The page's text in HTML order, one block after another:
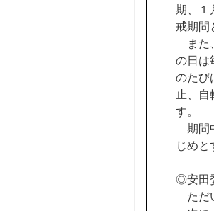
期、１
戒期間
また
の日は
のたび
止、
す。
期間
じめと
◎安田
ただ